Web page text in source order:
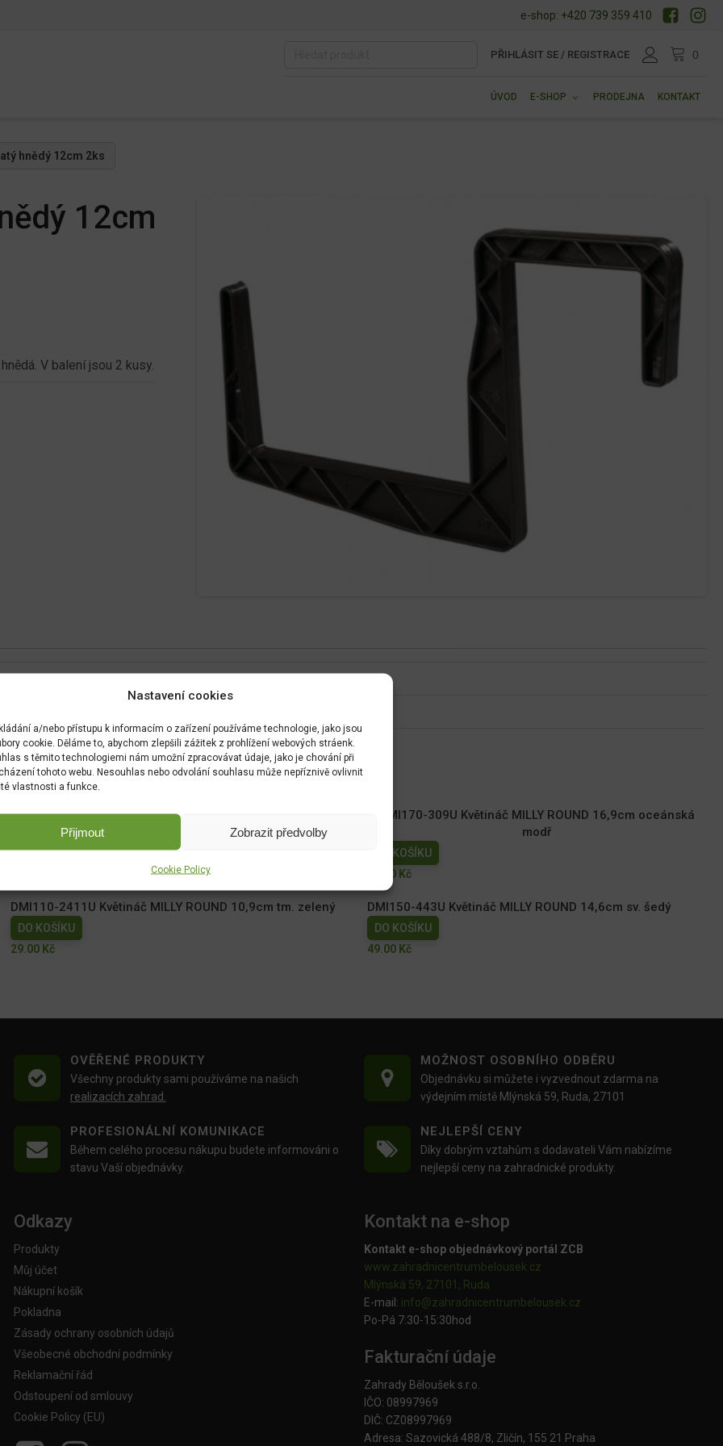
Nastavení cookies
a/nebo přístupu k informacím o zařízení používáme technologie, jako jsou
cookie. Děláme to, abychom zlepšili zážitek z prohlížení webových stráenk.
s těmito technologiemi nám umožní zpracovávat údaje, jako je chování při
tohoto webu. Nesouhlas nebo odvolání souhlasu může nepříznivě ovlivnit
vlastnosti a funkce.
Přijmout Zobrazit předvolby
Cookie Policy
e-shop: +420 739 359 410
PŘIHLÁSIT SE / REGISTRACE
ÚVOD E-SHOP PRODEJNA KONTAKT
hnědý 12cm 2ks
12cm
V balení jsou 2 kusy.
DBMIG400-4985U květináč Milly s vkladem 39cm, marsala
DO KOŠÍKU
DMI170-309U Květináč MILLY ROUND 16,9cm oceánská
modř
DO KOŠÍKU
59.00 Kč
DMI110-2411U Květináč MILLY ROUND 10,9cm tm. zelený
DO KOŠÍKU
29.00 Kč
DMI150-443U Květináč MILLY ROUND 14,6cm sv. šedý
DO KOŠÍKU
49.00 Kč
OVĚŘENÉ PRODUKTY
Všechny produkty sami používáme na našich
realizacích zahrad.
MOŽNOST OSOBNÍHO ODBĚRU
Objednávku si můžete i vyzvednout zdarma na
výdejním místě Mlýnská 59, Ruda, 27101
PROFESIONÁLNÍ KOMUNIKACE
Během celého procesu nákupu budete informováni o
stavu Vaší objednávky.
NEJLEPŠÍ CENY
Díky dobrým vztahům s dodavateli Vám nabízíme
nejlepší ceny na zahradnické produkty.
Odkazy
Produkty
Můj účet
Nákupní košík
Pokladna
Zásady ochrany osobních údajů
Všeobecné obchodní podmínky
Reklamační řád
Odstoupení od smlouvy
Cookie Policy (EU)
Kontakt na e-shop
Kontakt e-shop objednávkový portál ZCB
www.zahradnicentrumbelousek.cz
Mlýnská 59, 27101, Ruda
E-mail: info@zahradnicentrumbelousek. cz
Po-Pá 7:30-15:30hod
Fakturační údaje
Zahrady Běloušek s.r.o.
IČO: 08997969
DIČ: CZ08997969
Adresa: Sazovická 488/8, Zličín, 155 21 Praha